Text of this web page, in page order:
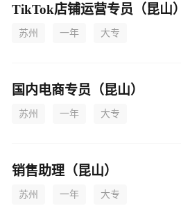
TikTok店铺运营专员（昆山）
苏州 一年 大专
国内电商专员（昆山）
苏州 一年 大专
销售助理（昆山）
苏州 一年 大专